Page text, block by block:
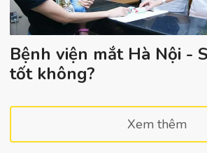
Bệnh viện mắt Hà Nội -
tốt không?
Xem thêm